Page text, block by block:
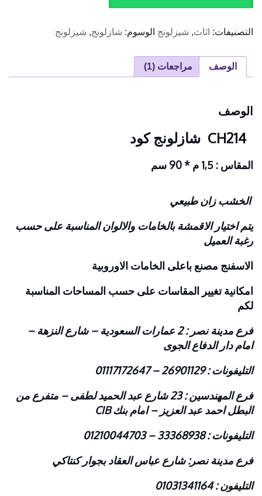
التصنيفات: اثاث, شيزلونج الوسوم: شازلونج, شيزلونج
الوصف مراجعات (1)
الوصف
CH214 شازلونج كود
المقاس : 1,5 م * 90 سم
الخشب زان طبيعي
يتم اختيار الاقمشة بالخامات والالوان المناسبة على حسب
رغبة العميل
الاسفنج مصنع باعلى الخامات الاوروبية
امكانية تغيير المقاسات على حسب المساحات المناسبة
لكم
فرع مدينة نصر : 2 عمارات السعودية – شارع النزهة –
امام دار الدفاع الجوى
التليفونات : 26901129 – 01117172647
فرع المهندسين : 23 شارع عبد الحميد لطفى – متفرع من
البطل احمد عبد العزيز – امام بنك CIB
التليفونات : 33368938 – 01210044703
فرع مدينة نصر: شارع عباس العقاد بجوار كنتاكي
التليفون : 01031341164